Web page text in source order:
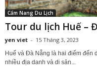
Cẩm Nang Du Lịch
Tour du lịch Huế –
yen viet - 15 Tháng 3, 2023
Huế và Đà Nẵng là hai điểm đến
nhiều địa danh và di sản...